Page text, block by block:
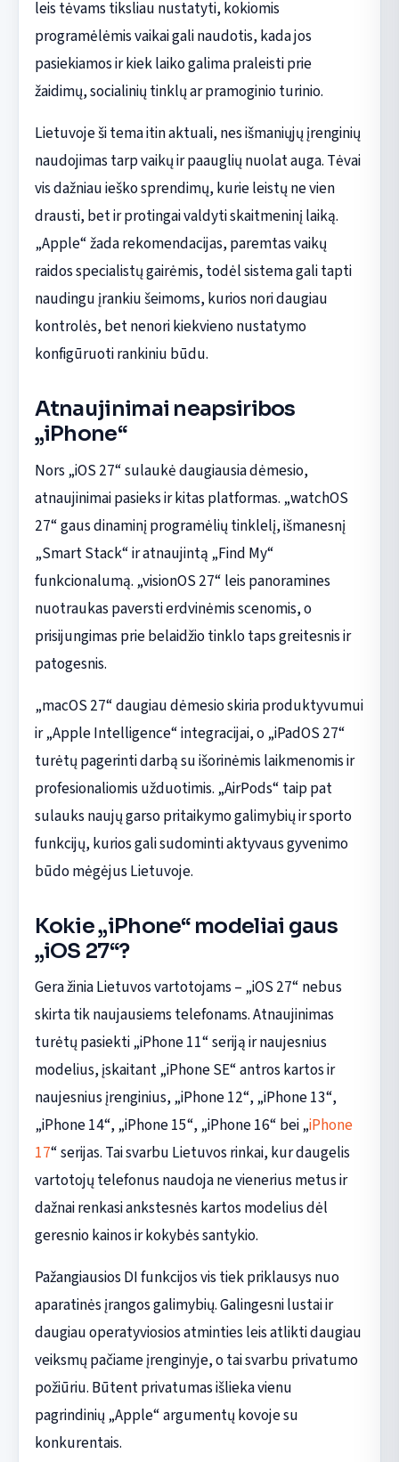
leis tėvams tiksliau nustatyti, kokiomis
programėlėmis vaikai gali naudotis, kada jos
pasiekiamos ir kiek laiko galima praleisti prie
žaidimų, socialinių tinklų ar pramoginio turinio.
Lietuvoje ši tema itin aktuali, nes išmaniųjų įrenginių
naudojimas tarp vaikų ir paauglių nuolat auga. Tėvai
vis dažniau ieško sprendimų, kurie leistų ne vien
drausti, bet ir protingai valdyti skaitmeninį laiką.
„Apple“ žada rekomendacijas, paremtas vaikų
raidos specialistų gairėmis, todėl sistema gali tapti
naudingu įrankiu šeimoms, kurios nori daugiau
kontrolės, bet nenori kiekvieno nustatymo
konfigūruoti rankiniu būdu.
Atnaujinimai neapsiribos
„iPhone“
Nors „iOS 27“ sulaukė daugiausia dėmesio,
atnaujinimai pasieks ir kitas platformas. „watchOS
27“ gaus dinaminį programėlių tinklelį, išmanesnį
„Smart Stack“ ir atnaujintą „Find My“
funkcionalumą. „visionOS 27“ leis panoramines
nuotraukas paversti erdvinėmis scenomis, o
prisijungimas prie belaidžio tinklo taps greitesnis ir
patogesnis.
„macOS 27“ daugiau dėmesio skiria produktyvumui
ir „Apple Intelligence“ integracijai, o „iPadOS 27“
turėtų pagerinti darbą su išorinėmis laikmenomis ir
profesionaliomis užduotimis. „AirPods“ taip pat
sulauks naujų garso pritaikymo galimybių ir sporto
funkcijų, kurios gali sudominti aktyvaus gyvenimo
būdo mėgėjus Lietuvoje.
Kokie „iPhone“ modeliai gaus
„iOS 27“?
Gera žinia Lietuvos vartotojams – „iOS 27“ nebus
skirta tik naujausiems telefonams. Atnaujinimas
turėtų pasiekti „iPhone 11“ seriją ir naujesnius
modelius, įskaitant „iPhone SE“ antros kartos ir
naujesnius įrenginius, „iPhone 12“, „iPhone 13“,
„iPhone 14“, „iPhone 15“, „iPhone 16“ bei „iPhone
17“ serijas. Tai svarbu Lietuvos rinkai, kur daugelis
vartotojų telefonus naudoja ne vienerius metus ir
dažnai renkasi ankstesnės kartos modelius dėl
geresnio kainos ir kokybės santykio.
Pažangiausios DI funkcijos vis tiek priklausys nuo
aparatinės įrangos galimybių. Galingesni lustai ir
daugiau operatyviosios atminties leis atlikti daugiau
veiksmų pačiame įrenginyje, o tai svarbu privatumo
požiūriu. Būtent privatumas išlieka vienu
pagrindinių „Apple“ argumentų kovoje su
konkurentais.